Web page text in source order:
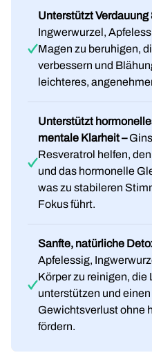
Unterstützt Verdauung
Ingwerwurzel,
Magen zu beruhigen,
verbessern und
leichteres,
Unterstützt
mentale Klarheit –
Resveratrol helfen,
und das hormonelle
was zu stabileren
Fokus führt.
Sanfte, natürliche
Apfelessig,
Körper zu reinigen, die
unterstützen und
Gewichtsverlust ohne
fördern.